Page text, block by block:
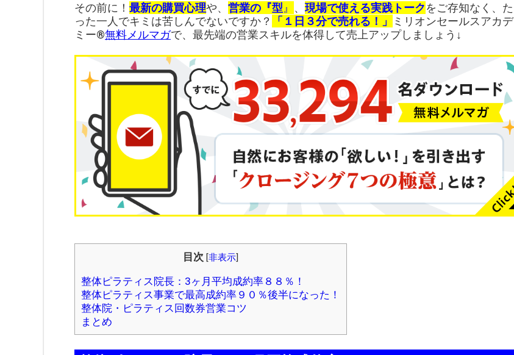
その前に！ 最新の購買心理や、 営業の『型』 、 現場で使える実践トークをご存知なく、た
った一人でキミは苦しんでないですか？
「１日３分で売れる！」
ミリオンセールスアカデ
ミー®︎無料メルマガで、最先端の営業スキルを体得して売上アップしましょう↓
目次 [非表示]
整体ピラティス院長：3ヶ月平均成約率８８％！
整体ピラティス事業で最高成約率９０％後半になった！
整体院・ピラティス回数券営業コツ
まとめ